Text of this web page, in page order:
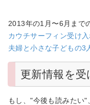
2013年の1月〜6月まで
カウチサーフィン受け
夫婦と小さな子どもの3
更新情報を受
もし、"今後も読みたい